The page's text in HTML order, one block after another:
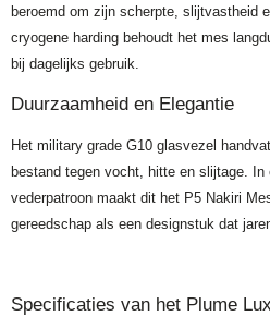
beroemd om zijn scherpte, slijtvastheid
cryogene harding behoudt het mes
bij dagelijks gebruik.
Duurzaamheid en Elegantie
Het military grade G10 glasvezel
bestand tegen vocht, hitte en slijtage.
vederpatroon maakt dit het P5 Nakiri
gereedschap als een designstuk dat
Specificaties van het Plume